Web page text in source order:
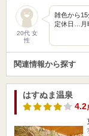
20代 女
性
雑色から
定休日…月
関連情報から探す
はすぬま温泉
4.2